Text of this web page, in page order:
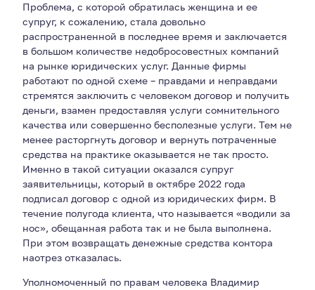
Проблема, с которой обратилась женщина и ее
супруг, к сожалению, стала довольно
распространенной в последнее время и заключается
в большом количестве недобросовестных компаний
на рынке юридических услуг. Данные фирмы
работают по одной схеме – правдами и неправдами
стремятся заключить с человеком договор и получить
деньги, взамен предоставляя услуги сомнительного
качества или совершенно бесполезные услуги. Тем не
менее расторгнуть договор и вернуть потраченные
средства на практике оказывается не так просто.
Именно в такой ситуации оказался супруг
заявительницы, который в октябре 2022 года
подписал договор с одной из юридических фирм. В
течение полугода клиента, что называется «водили за
нос», обещанная работа так и не была выполнена.
При этом возвращать денежные средства контора
наотрез отказалась.
Уполномоченный по правам человека Владимир